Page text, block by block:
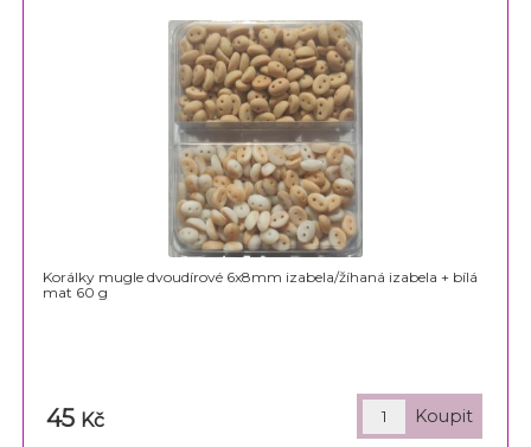
Korálky mugle dvoudírové 6x8mm izabela/žíhaná izabela + bílá
mat 60 g
45 Kč